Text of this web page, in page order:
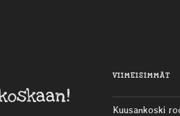
VIIMEISIMMÄT
Kuusankoski